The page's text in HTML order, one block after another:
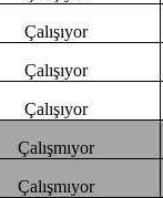
Çalışıyor
Çalışıyor
Çalışıyor
Çalışmıyor
Çalışmıyor